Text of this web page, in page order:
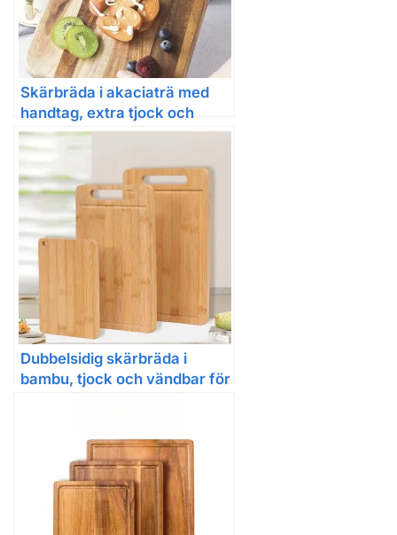
Skärbräda i akaciaträ med
handtag, extra tjock och
dubbelsidig
Dubbelsidig skärbräda i
bambu, tjock och vändbar för